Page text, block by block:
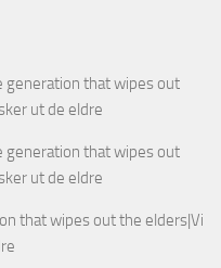
generation that wipes out
ut de eldre
generation that wipes out
ut de eldre
that wipes out the elders|Vi